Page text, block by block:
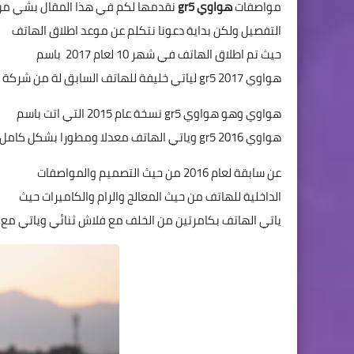
مواصفاتهواوي gr5
نقدمها لكم في هذا المقال بشي
التفصيل ولكن بداية دعونا نتكلم عن موعد اطلاق الهاتف
حيث تم اطلاق الهاتف في شهر 10 لعام 2017 باسم
هواوي gr5 2017 لياتي خليفة للهاتف السابق لة من شركة
هواوي وهو هواوي gr5 نسخة عام 2015 التي اتت باسم
هواوي gr5 2016 وياتي الهاتف معدلا ومطورا بشكل كامل
عن سابقة لعام 2016 من حيث التصميم والمواصفات
الداخلية للهاتف من حيث المعالج والرام والكاميرات حيث
ياتي الهاتف بكامرتين من الخلف مع فلاش ثنائي وياتي مع 32 جيجا ذاكرة داخلية و 3 جيجا من